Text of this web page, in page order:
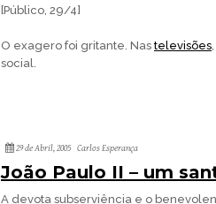
[Público, 29/4]
O exagero foi gritante. Nastelevisões
social.
29 de Abril, 2005 Carlos Esperança
João Paulo II – um
A devota subserviência e o